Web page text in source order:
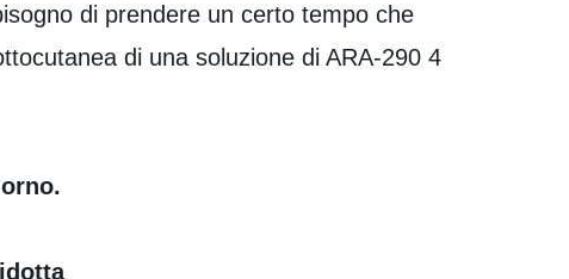
di prendere un certo tempo che
di una soluzione di ARA-290 4